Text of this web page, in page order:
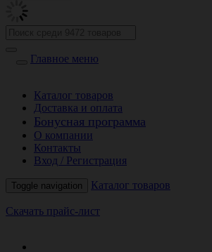
Главное меню
Каталог товаров
Доставка и оплата
Бонусная программа
О компании
Контакты
Вход / Регистрация
Toggle navigation Каталог товаров
Скачать прайс-лист